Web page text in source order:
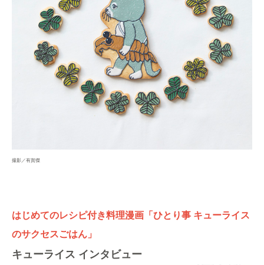
撮影／有賀傑
はじめてのレシピ付き料理漫画「ひとり事 キューライス
のサクセスごはん」
キューライス インタビュー